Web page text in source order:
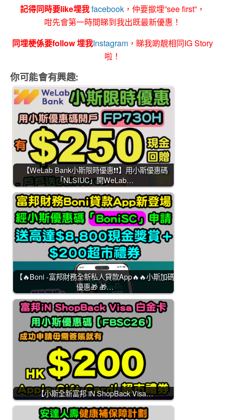
記得同時要like埋我facebook ，仲要撳埋”see first”，
咁先會第一時間睇到我出既最新優惠！
同埋梗係要follow 埋我Instagram ，睇我啲靚相同IG Story
啦！
你可能會有興趣:
【WeLab Bank小斯限時優惠❗❗】用小斯優惠碼
「NLSIUC」開WeLab…
【🔥Boni -富邦財務全新私人貸款App🔥🔥小斯加碼
優惠🎁 🎁…
【小斯全新富邦 iN ShopBack Visa…